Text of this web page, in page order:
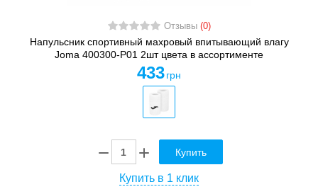
Отзывы (0)
Напульсник спортивный махровый впитывающий влагу
Joma 400300-P01 2шт цвета в ассортименте
433 грн
Купить
Купить в 1 клик